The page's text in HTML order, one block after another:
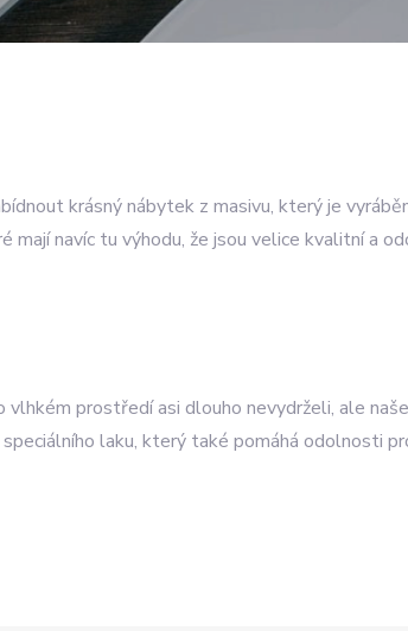
krásnýnábytek z masivu, který je
mají navíc tu výhodu, že jsou velice kvalitní a
prostředí asi dlouho nevydrželi, ale
laku, který také pomáhá odolnosti